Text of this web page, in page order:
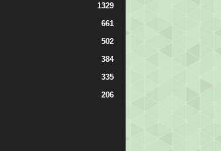
1329
661
502
384
335
206